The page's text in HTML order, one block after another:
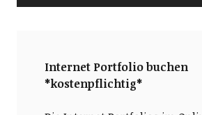
Internet Portfolio buchen
*kostenpflichtig*